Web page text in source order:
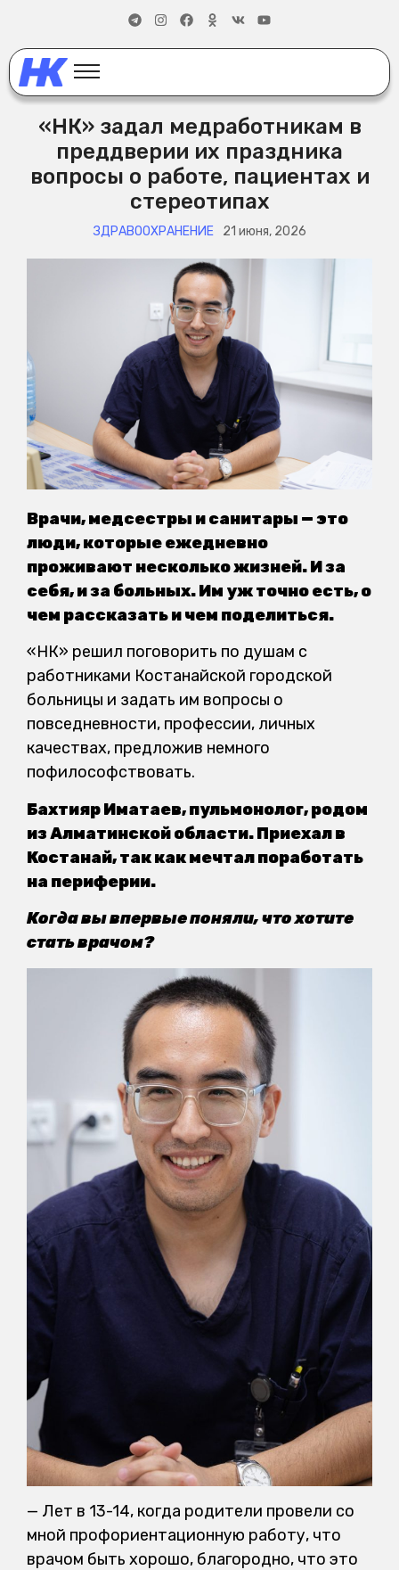
«НК» задал медработникам в
преддверии их праздника
вопросы о работе, пациентах и
стереотипах
ЗДРАВООХРАНЕНИЕ 21 июня, 2026
Врачи, медсестры и санитары — это
люди, которые ежедневно
проживают несколько жизней. И за
себя, и за больных. Им уж точно есть, о
чем рассказать и чем поделиться.
«НК» решил поговорить по душам с
работниками Костанайской городской
больницы и задать им вопросы о
повседневности, профессии, личных
качествах, предложив немного
пофилософствовать.
Бахтияр Иматаев, пульмонолог, родом
из Алматинской области. Приехал в
Костанай, так как мечтал поработать
на периферии.
Когда вы впервые поняли, что хотите
стать врачом?
— Лет в 13-14, когда родители провели со
мной профориентационную работу, что
врачом быть хорошо, благородно, что это